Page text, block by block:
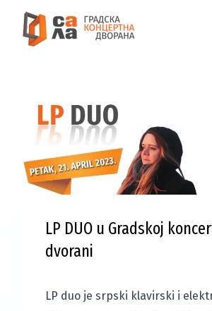
LP DUO u Gradskoj
dvorani
LP duo je srpski klavirski i